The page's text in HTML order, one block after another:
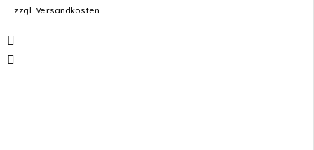
zzgl.Versandkosten